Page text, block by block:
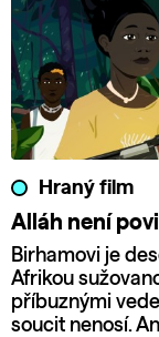
Hraný film
Alláh není
Birhamovi je
Afrikou
příbuznými
soucit nenosí.